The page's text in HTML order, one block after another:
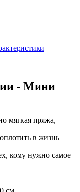
- Мини
мягкая пряжа,
в жизнь
кому нужно самое
см.